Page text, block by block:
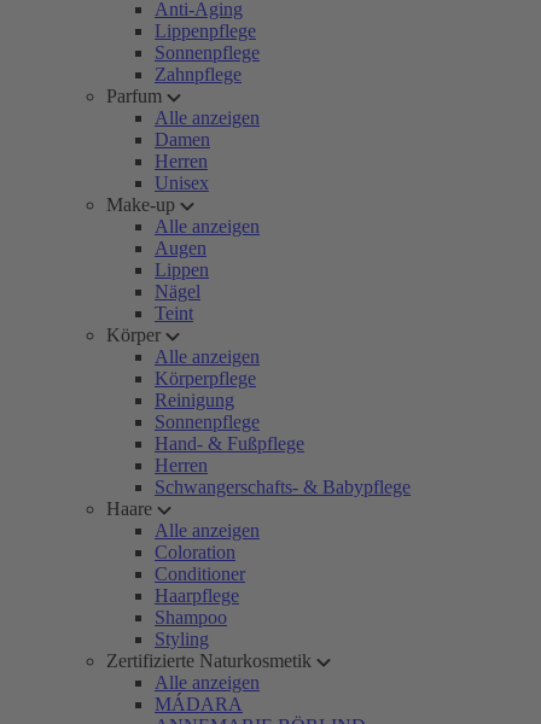
Anti-Aging
Lippenpflege
Sonnenpflege
Zahnpflege
Parfum
Alle anzeigen
Damen
Herren
Unisex
Make-up
Alle anzeigen
Augen
Lippen
Nägel
Teint
Körper
Alle anzeigen
Körperpflege
Reinigung
Sonnenpflege
Hand- & Fußpflege
Herren
Schwangerschafts- & Babypflege
Haare
Alle anzeigen
Coloration
Conditioner
Haarpflege
Shampoo
Styling
Zertifizierte Naturkosmetik
Alle anzeigen
MÁDARA